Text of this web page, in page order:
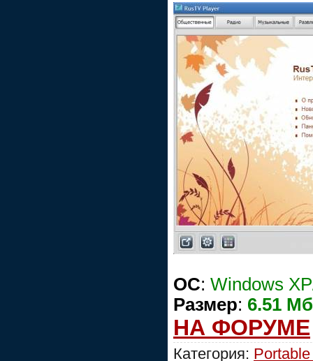
ОС: Windows
Размер: 6.51 Мб
НА ФОРУМЕ
Категория: